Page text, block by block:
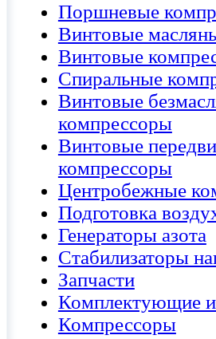
Поршневые
Винтовые
Винтовые
Спиральные
Винтовые
компрессоры
Винтовые
компрессоры
Центробежные
Подготовка
Генераторы азота
Стабилизаторы
Запчасти
Комплектующие
Компрессоры